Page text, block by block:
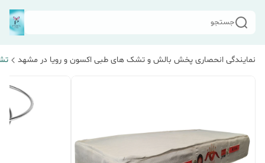
جستجو
نمایندگی انحصاری پخش بالش و تشک های طبی اکسون و رویا در مشهد